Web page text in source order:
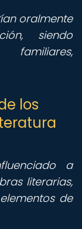
oralmente
siendo
los
a
literarias,
de